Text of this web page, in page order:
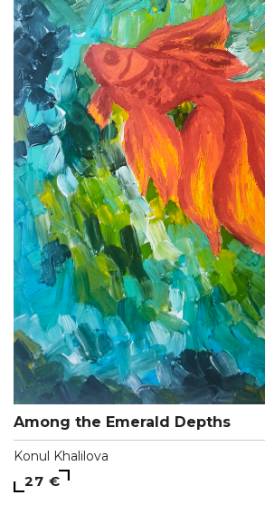
Among the Emerald Depths
Konul Khalilova
27 €